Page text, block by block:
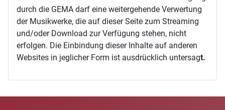
durch die GEMA darf eine weitergehende Verwertung
der Musikwerke, die auf dieser Seite zum Streaming
und/oder Download zur Verfügung stehen, nicht
erfolgen. Die Einbindung dieser Inhalte auf anderen
Websites in jeglicher Form ist ausdrücklich untersagt.